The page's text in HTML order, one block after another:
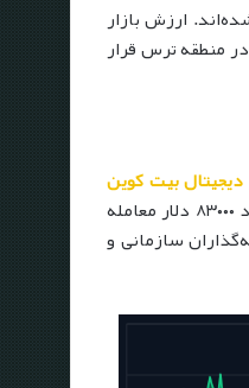
ارزش بازار
همچنان در منطقه ترس قرار
بیت کوین
تاکنون چندین بار سطح ۷۷۰۰۰ دلار را حفظ کرده است. بیت کوین در زمان نگارش این گزارش حدود ۸۳۰۰۰ دلار معامله
سرمایه‌گذاران سازمانی و